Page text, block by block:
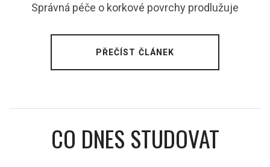
Správná péče o korkové povrchy prodlužuje
PŘEČÍST ČLÁNEK
CO DNES STUDOVAT